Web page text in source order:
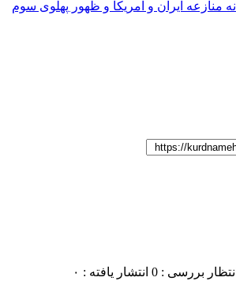
منازعە ایران و آمریکا و ظهور پهلوی سوم
بررسی : 0 انتشار یافته : ۰